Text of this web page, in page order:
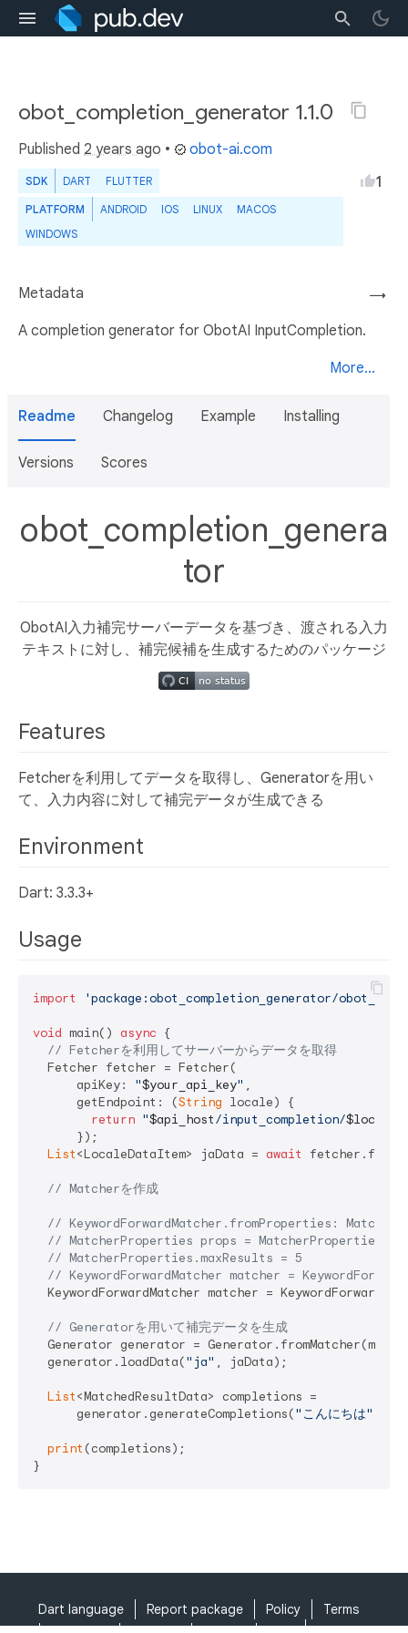
obot_completion_generator 1.1.0
Published 2 years ago • obot-ai.com
SDK DART FLUTTER
PLATFORM ANDROID IOS LINUX
MACOS
WINDOWS
1
→
Metadata
A completion generator for ObotAI InputCompletion.
More...
Readme Changelog Example Installing
Versions Scores
obot_completion_genera
tor
ObotAI入力補完サーバーデータを基づき、渡される入力
テキストに対し、補完候補を生成するためのパッケージ
Features
Fetcherを利用してデータを取得し、Generatorを用い
て、入力内容に対して補完データが生成できる
Environment
Dart: 3.3.3+
Usage
import 'package:obot_completion_generator/
void main() async {
// Fetcherを利用してサーバーからデータを取得
  Fetcher fetcher = Fetcher(
      apiKey:
"$your_api_key" ,
      getEndpoint: (
String locale) {
return "$api_host/input_completion/$locale
      });
List<LocaleDataItem> jaData = await
// Matcherを作成
// KeywordForwardMatcher.fromProperties:
// MatcherProperties props = MatcherProperties()
// MatcherProperties.maxResults = 5
// KeywordForwardMatcher matcher =
KeywordForwardMatcher matcher =
// Generatorを用いて補完データを生成
Generator generator =
  generator.loadData(
"ja" , jaData);
List<MatchedResultData> completions =
      generator.generateCompletions(
"こんにちは"
print (completions);
Dart language Report package Policy
Terms